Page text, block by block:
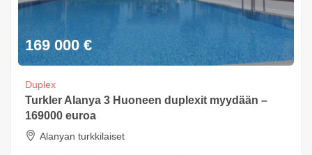
169 000 €
Duplex
Turkler Alanya 3 Huoneen duplexit myydään –
169000 euroa
Alanyan turkkilaiset